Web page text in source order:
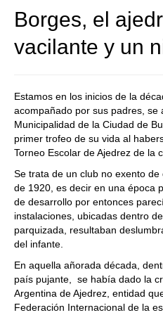
Borges, el
vacilante y un
Estamos en los inicios de la
acompañado por sus padres, se
Municipalidad de la Ciudad de
primer trofeo de su vida al
Torneo Escolar de Ajedrez de la
Se trata de un club no exento
de 1920, es decir en una época
de desarrollo por entonces
instalaciones, ubicadas dentro
parquizada, resultaban
del infante.
En aquella añorada década,
país pujante, se había dado la
Argentina de Ajedrez, entidad
Federación Internacional de la